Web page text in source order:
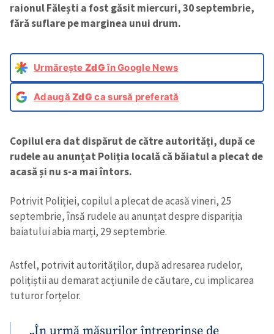
raionul Fălești a fost găsit miercuri, 30 septembrie,
fără suflare pe marginea unui drum.
Urmărește ZdGîn Google News
AdaugăZdG ca sursă preferată
Copilul era dat dispărut de către autorități, după ce
rudele au anunțat Poliția locală că băiatul a plecat de
acasă și nu s-a mai întors.
Potrivit Poliției, copilul a plecat de acasă vineri, 25
septembrie, însă rudele au anunțat despre dispariția
baiatului abia marți, 29 septembrie.
Astfel, potrivit autorităților, după adresarea rudelor,
polițiștii au demarat acțiunile de căutare, cu implicarea
tuturor forțelor.